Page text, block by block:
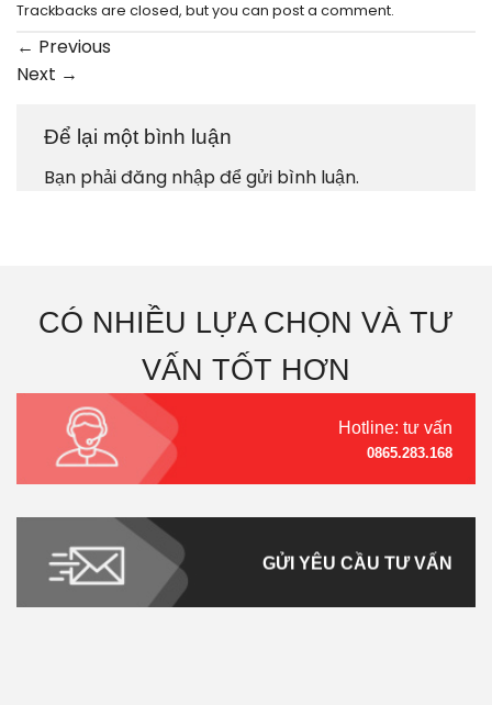
Trackbacks are closed, but you can post a comment.
← Previous
Next →
Để lại một bình luận
Bạn phảiđăng nhậpđể gửi bình luận.
CÓ NHIỀU LỰA CHỌN VÀ TƯ
VẤN TỐT HƠN
Hotline: tư vấn
0865.283.168
GỬI YÊU CẦU TƯ VẤN